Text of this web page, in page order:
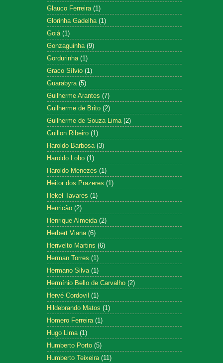
Glauco Ferreira (1)
Glorinha Gadelha (1)
Goiá (1)
Gonzaguinha (9)
Gordurinha (1)
Graco Sílvio (1)
Guarabyra (5)
Guilherme Arantes (7)
Guilherme de Brito (2)
Guilherme de Souza Lima (2)
Guillon Ribeiro (1)
Haroldo Barbosa (3)
Haroldo Lobo (1)
Haroldo Menezes (1)
Heitor dos Prazeres (1)
Hekel Tavares (1)
Henricão (2)
Henrique Almeida (2)
Herbert Viana (6)
Herivelto Martins (6)
Herman Torres (1)
Hermano Silva (1)
Hermínio Bello de Carvalho (2)
Hervé Cordovil (1)
Hildebrando Matos (1)
Homero Ferreira (1)
Hugo Lima (1)
Humberto Porto (5)
Humberto Teixeira (11)